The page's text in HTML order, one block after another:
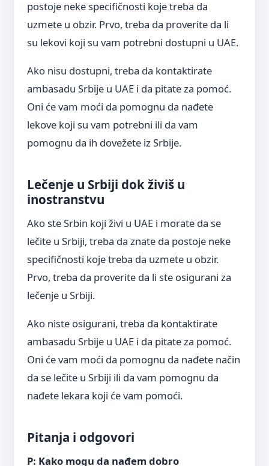
postoje neke specifičnosti koje treba da
uzmete u obzir. Prvo, treba da proverite da li
su lekovi koji su vam potrebni dostupni u UAE.
Ako nisu dostupni, treba da kontaktirate
ambasadu Srbije u UAE i da pitate za pomoć.
Oni će vam moći da pomognu da nađete
lekove koji su vam potrebni ili da vam
pomognu da ih dovežete iz Srbije.
Lečenje u Srbiji dok živiš u
inostranstvu
Ako ste Srbin koji živi u UAE i morate da se
lečite u Srbiji, treba da znate da postoje neke
specifičnosti koje treba da uzmete u obzir.
Prvo, treba da proverite da li ste osigurani za
lečenje u Srbiji.
Ako niste osigurani, treba da kontaktirate
ambasadu Srbije u UAE i da pitate za pomoć.
Oni će vam moći da pomognu da nađete način
da se lečite u Srbiji ili da vam pomognu da
nađete lekara koji će vam pomoći.
Pitanja i odgovori
P: Kako mogu da nađem dobro